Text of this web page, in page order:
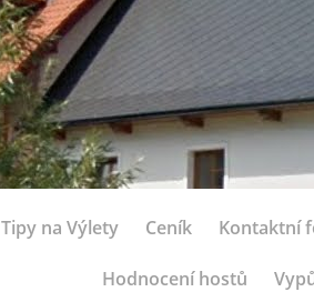
Tipy na Výlety Ceník Kontaktní
Hodnocení hostů